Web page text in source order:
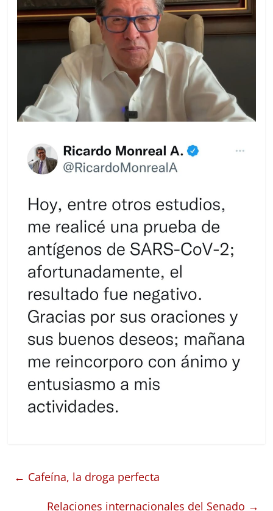
← Cafeína, la droga perfecta
Relaciones internacionales del Senado →